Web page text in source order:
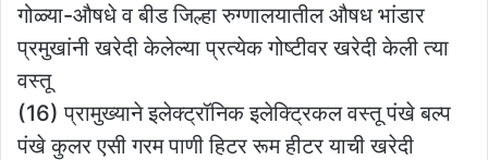
गोळ्या-औषधे व बीड जिल्हा रुग्णालयातील औषध भांडार
प्रमुखांनी खरेदी केलेल्या प्रत्येक गोष्टीवर खरेदी केली त्या
वस्तू
(16) प्रामुख्याने इलेक्ट्रॉनिक इलेक्ट्रिकल वस्तू पंखे बल्प
पंखे कुलर एसी गरम पाणी हिटर रूम हीटर याची खरेदी